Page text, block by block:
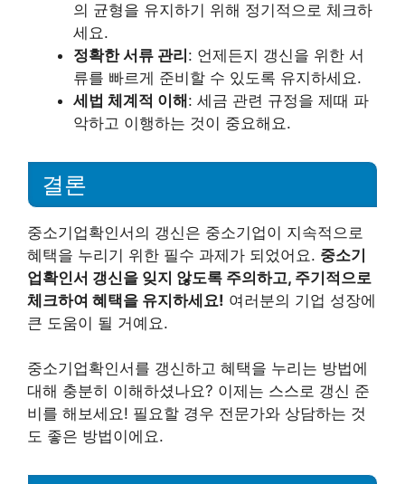
의 균형을 유지하기 위해 정기적으로 체크하
세요.
정확한 서류 관리 : 언제든지 갱신을 위한 서
류를 빠르게 준비할 수 있도록 유지하세요.
세법 체계적 이해 : 세금 관련 규정을 제때 파
악하고 이행하는 것이 중요해요.
결론
중소기업확인서의 갱신은 중소기업이 지속적으로
혜택을 누리기 위한 필수 과제가 되었어요. 중소기
업확인서 갱신을 잊지 않도록 주의하고, 주기적으로
체크하여 혜택을 유지하세요! 여러분의 기업 성장에
큰 도움이 될 거예요.
중소기업확인서를 갱신하고 혜택을 누리는 방법에
대해 충분히 이해하셨나요? 이제는 스스로 갱신 준
비를 해보세요! 필요할 경우 전문가와 상담하는 것
도 좋은 방법이에요.